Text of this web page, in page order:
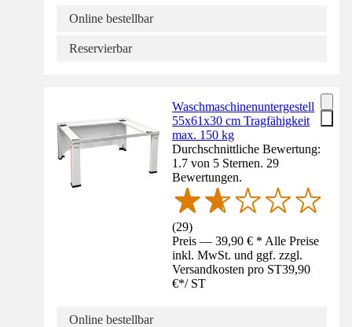
Online bestellbar
Reservierbar
Waschmaschinenuntergestell
55x61x30 cm Tragfähigkeit
max. 150 kg
Durchschnittliche Bewertung:
1.7 von 5 Sternen. 29
Bewertungen.
(29)
Preis — 39,90 € * Alle Preise
inkl. MwSt. und ggf. zzgl.
Versandkosten pro ST39,90
€*/ ST
Online bestellbar